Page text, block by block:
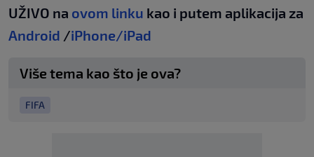
UŽIVO na ovom linku kao i putem aplikacija za
Android /iPhone/iPad
Više tema kao što je ova?
FIFA